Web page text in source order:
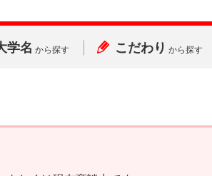
学名 から探す こだわり から探す